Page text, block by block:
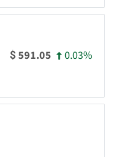
$591.05 0.03%